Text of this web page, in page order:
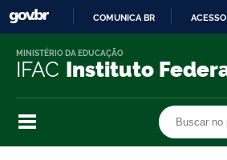
O
COMUNICA BR
IFAC Instituto
MINISTÉRIO DA EDUCAÇÃO